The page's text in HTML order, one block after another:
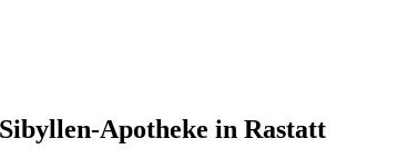
Apotheke in Rastatt